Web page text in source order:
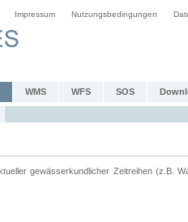
Impressum Nutzungsbedingungen
WMS WFS SOS
gewässerkundlicher Zeitreihen (z.B.